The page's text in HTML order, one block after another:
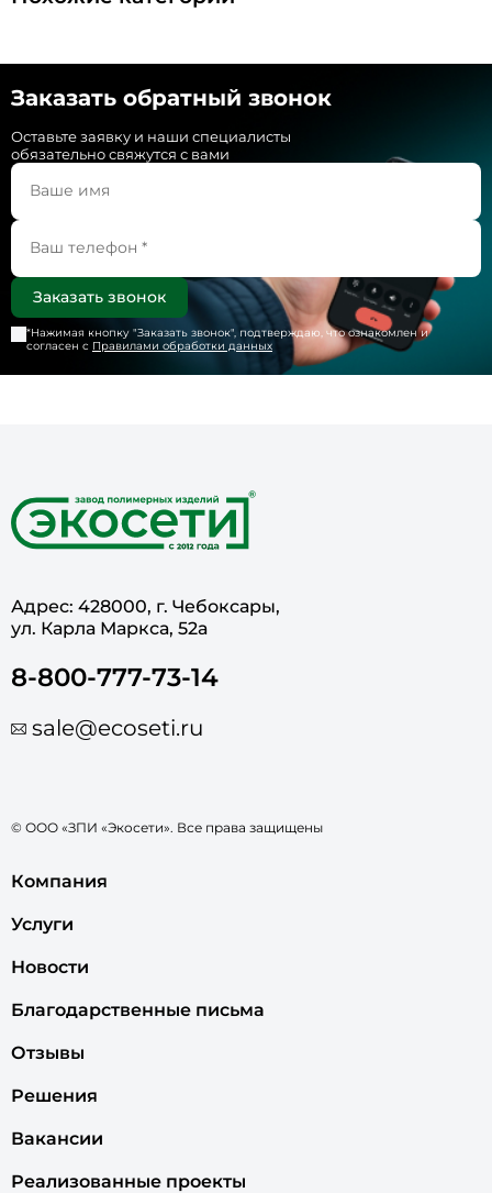
Заказать обратный звонок
Оставьте заявку и наши специалисты
обязательно свяжутся с вами
*Нажимая кнопку "Заказать звонок", подтверждаю, что ознакомлен и
согласен с Правилами обработки данных
Адрес: 428000, г. Чебоксары,
ул. Карла Маркса, 52а
8-800-777-73-14
sale@ecoseti.ru
© ООО «ЗПИ «Экосети». Все права защищены
Компания
Услуги
Новости
Благодарственные письма
Отзывы
Решения
Вакансии
Реализованные проекты